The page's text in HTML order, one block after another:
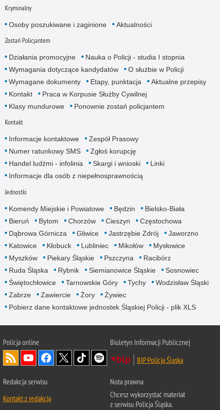
Kryminalny
Osoby poszukiwane i zaginione Aktualności
Zostań Policjantem
Działania promocyjne
Nauka o Policji - studia I stopnia
Wymagania dotyczące kandydatów
O służbie w Policji
Wymagane dokumenty
Etapy, punktacja
Aktualne przepisy
Kontakt
Praca w Korpusie Służby Cywilnej
Klasy mundurowe
Ponownie zostań policjantem
Kontakt
Informacje kontaktowe
Zespół Prasowy
Numer ratunkowy SMS
Zgłoś korupcję
Handel ludźmi - infolinia
Skargi i wnioski
Linki
Informacje dla osób z niepełnosprawnością
Jednostki
Komendy Miejskie i Powiatowe Będzin
Bielsko-Biała
Bieruń
Bytom Chorzów Cieszyn
Częstochowa
Dąbrowa Górnicza
Gliwice Jastrzębie Zdrój
Jaworzno
Katowice
Kłobuck Lubliniec Mikołów
Mysłowice
Myszków
Piekary Śląskie Pszczyna
Racibórz
Ruda Śląska
Rybnik Siemianowice Śląskie
Sosnowiec
Świętochłowice
Tarnowskie Góry Tychy
Wodzisław Śląski
Zabrze
Zawiercie Żory
Żywiec
Pobierz dane kontaktowe jednostek Śląskiej Policji - plik XLS
Policja online
Biuletyn Informacji Publicznej
BIP Policja Śląska
Redakcja serwisu
Kontakt z redakcją
Nota prawna
Chcesz wykorzystać materiał
z serwisu Policja Śląska.